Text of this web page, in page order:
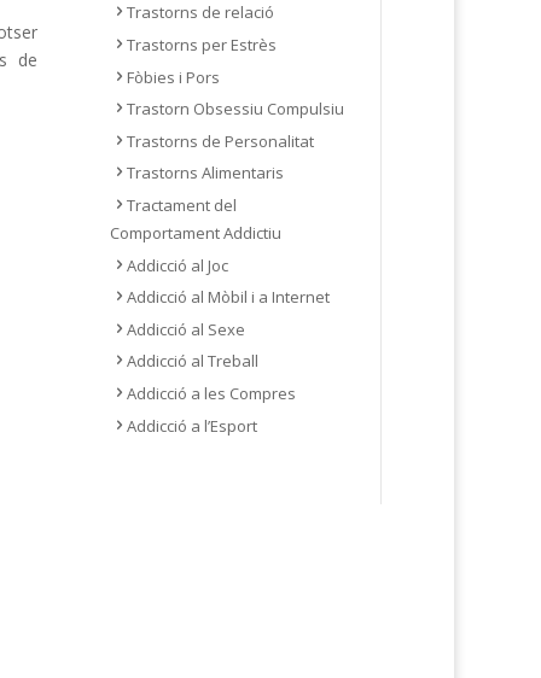
de
Trastorns de relació
Trastorns per Estrès
Fòbies i Pors
Trastorn Obsessiu Compulsiu
Trastorns de Personalitat
Trastorns Alimentaris
Tractament del
Comportament Addictiu
Addicció al Joc
Addicció al Mòbil i a Internet
Addicció al Sexe
Addicció al Treball
Addicció a les Compres
Addicció a l’Esport